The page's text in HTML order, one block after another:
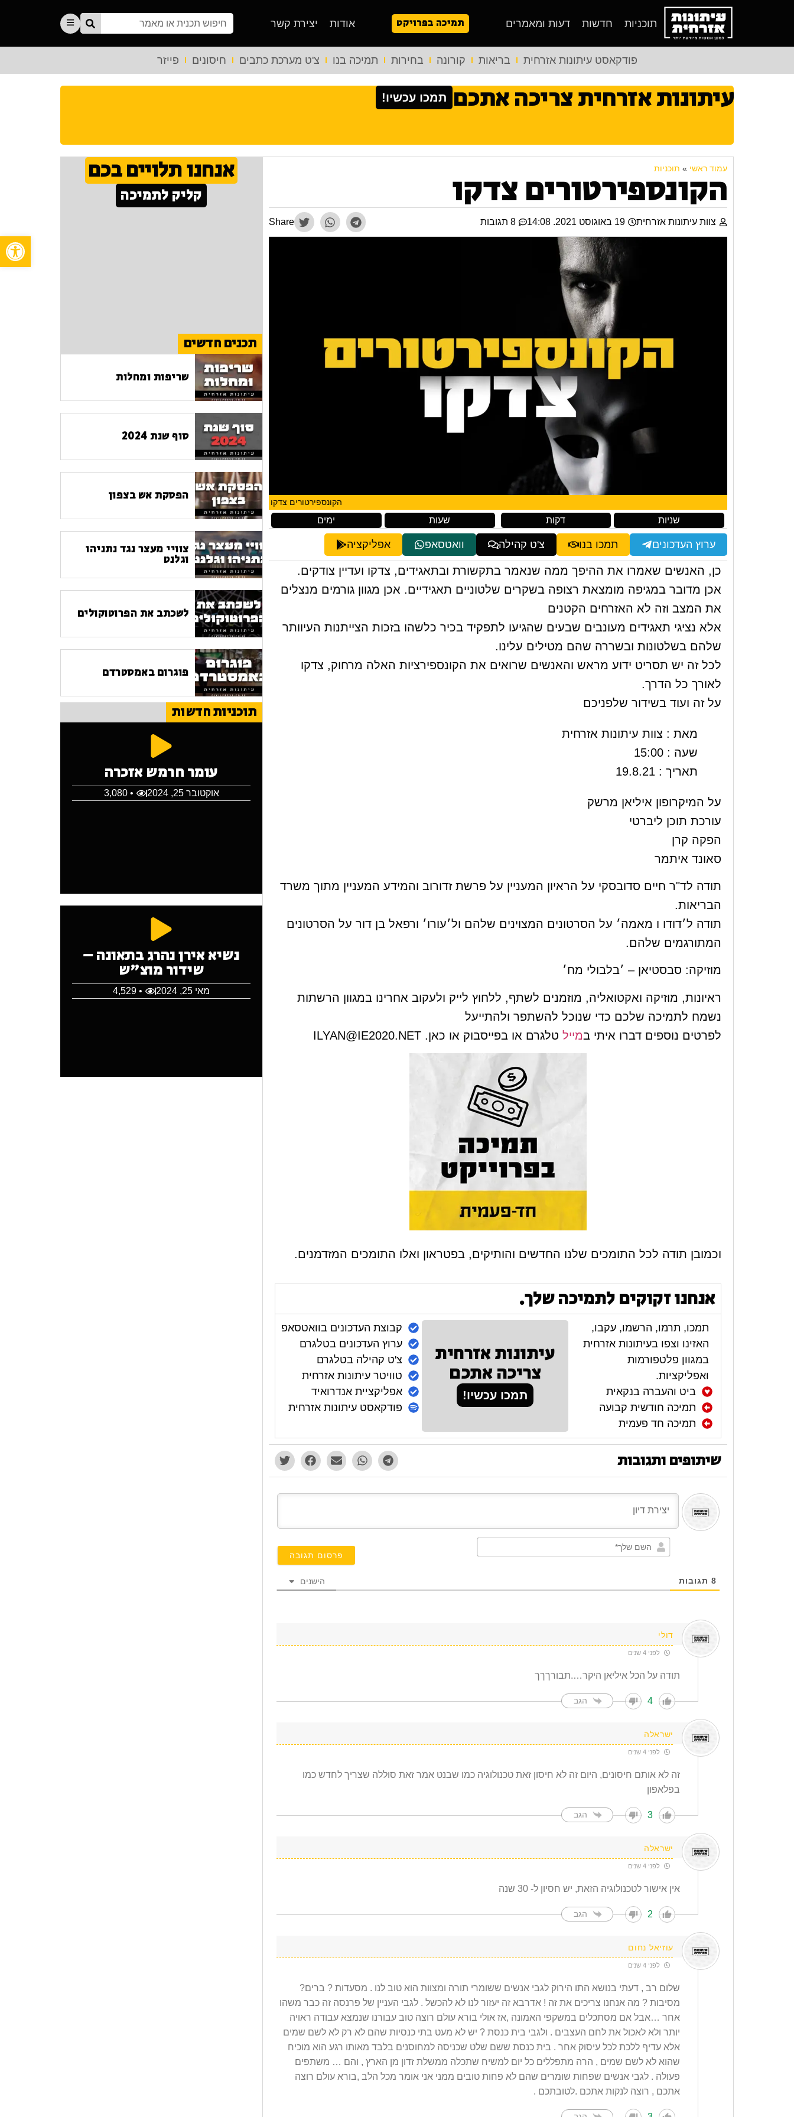
תוכניות חדשות דעות ומאמרים תמיכה בפרויקט אודות יצירת קשר
פודקאסט עיתונות אזרחית בריאות קורונה בחירות תמיכה בנו צ'ט מערכת כתבים חיסונים פייזר
עיתונות אזרחית צריכה אתכם תמכו עכשיו!
עמוד ראשי » תוכניות
הקונספירטורים צדקו
צוות עיתונות אזרחית 19 באוגוסט 2021. 14:08 8 תגובות Share
הקונספירטורים צדקו
ימים שעות דקות שניות
ערוץ העדכונים תמכו בנו צ'ט קהילה וואטסאפ אפליקציה
כן, האנשים שאמרו את ההיפך ממה שנאמר בתקשורת ובתאגידים, צדקו ועדיין צודקים.
אכן מדובר במגיפה מומצאת רצופה בשקרים שלטוניים תאגידיים. אכן מגוון גורמים מנצלים
את המצב וזה לא האזרחים הקטנים
אלא נציגי תאגידים מעונבים שבעים שהגיעו לתפקיד בכיר כלשהו בזכות הצייתנות העיוותר
שלהם בשלטונות ובשררה שהם מטילים עלינו.
לכל זה יש תסריט ידוע מראש והאנשים שרואים את הקונספירציות האלה מרחוק, צדקו
לאורך כל הדרך.
על זה ועוד בשידור שלפניכם
מאת : צוות עיתונות אזרחית
שעה : 15:00
תאריך : 19.8.21
על המיקרופון איליאן מרשק
עורכת תוכן ליברטי
הפקה קרן
סאונד איתמר
תודה לד"ר חיים סדובסקי על הראיון המעניין על פרשת זדורוב והמידע המעניין מתוך משרד
הבריאות.
תודה ל׳דודו ו מאמה׳ על הסרטונים המצוינים שלהם ול׳עורו׳ ורפאל בן דור על הסרטונים
המתורגמים שלהם.
מוזיקה: סבסטיאן – ׳בלבולי מח׳
ראיונות, מוזיקה ואקטואליה, מוזמנים לשתף, ללחוץ לייק ולעקוב אחרינו במגוון הרשתות
נשמח לתמיכה שלכם כדי שנוכל להשתפר ולהתייעל
לפרטים נוספים דברו איתי במייל טלגרם או בפייסבוק או כאן. ILYAN@IE2020.NET
וכמובן תודה לכל התומכים שלנו החדשים והותיקים, בפטראון ואלו התומכים המזדמנים.
אנחנו זקוקים לתמיכה שלך.
תמכו, תרמו, הרשמו, עקבו,
האזינו וצפו בעיתונות אזרחית
במגוון פלטפורמות
ואפליקציות.
ביט והעברה בנקאית
תמיכה חודשית קבועה
תמיכה חד פעמית
עיתונות אזרחית
צריכה אתכם
תמכו עכשיו!
קבוצת העדכונים בוואטסאפ
ערוץ העדכונים בטלגרם
צ'ט קהילה בטלגרם
טוויטר עיתונות אזרחית
אפליקציית אנדרואיד
פודקאסט עיתונות אזרחית
שיתופים ותגובות
השם
8 תגובות הישנים
דולי
לפני 4 שנים
תודה על הכל איליאן היקר….תבורךךך
4 הגב
ישראלה
לפני 4 שנים
זה לא אותם חיסונים, היום זה לא חיסון זאת טכנולוגיה כמו שבנט אמר זאת סוללה שצריך לחדש כמו
בפלאפון
3 הגב
ישראלה
לפני 4 שנים
אין אישור לטכנולוגיה הזאת, יש חסיון ל- 30 שנה
2 הגב
עוזיאל נחום
לפני 4 שנים
שלום רב , דעתי בנושא התו הירוק לגבי אנשים ששומרי תורה ומצוות הוא טוב לנו . מסעדות ? ברים?
מסיבות ? מה אנחנו צריכים את זה ! אדרבא זה יעזור לנו לא להכשל . לגבי העניין של פרנסה זה כבר משהו
אחר …אבל אם מסתכלים במשקפי האמונה ,אז אולי בורא עולם רוצה טוב עבורנו שנמצא עבודה ראויה
יותר ולא לאכול את לחם העצבים . ולגבי בית כנסת ? יש לא מעט בתי כנסיות שהם לא רק לא לשם שמים
אלא עדיף ללכת לכל עיסוק אחר . בית כנסת ששם שלט שכניסה למחוסנים בלבד מאותו רגע הוא מוכיח
שהוא לא לשם שמים , הרה מתפללים כל יום למשיח שתכלה ממשלת זדון מן הארץ , והם … משתפים
פעולה . לגבי אנשים שפחות שומרים שהם לא פחות טובים ממני אני אומר מכל הלב ,בורא עולם רוצה
אתכם , רוצה לנקות אתכם .לטובתכם .
אנחנו תלויים בכם
קליק לתמיכה
תכנים חדשים
שריפות ומחלות
סוף שנת 2024
הפסקת אש בצפון
צוויי מעצר נגד נתניהו
וגלנט
לשכתב את הפרוטוקולים
פוגרום באמסטרדם
תוכניות חדשות
עומר חרמש אזכרה
אוקטובר 25, 2024 • 3,080
נשיא אירן נהרג בתאונה –
שידור מוצ"ש
מאי 25, 2024 • 4,529